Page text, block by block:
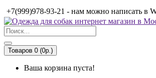
+7(999)978-93-21 - нам можно написать в
Товаров 0 (0р.)
Ваша корзина пуста!